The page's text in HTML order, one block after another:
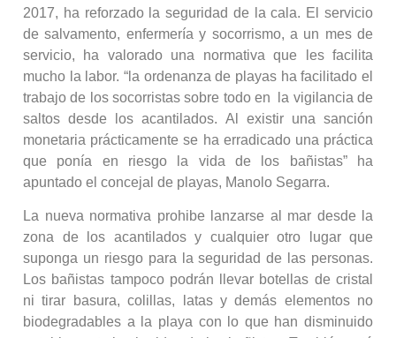
2017, ha reforzado la seguridad de la cala. El servicio
de salvamento, enfermería y socorrismo, a un mes de
servicio, ha valorado una normativa que les facilita
mucho la labor. “la ordenanza de playas ha facilitado el
trabajo de los socorristas sobre todo en la vigilancia de
saltos desde los acantilados. Al existir una sanción
monetaria prácticamente se ha erradicado una práctica
que ponía en riesgo la vida de los bañistas” ha
apuntado el concejal de playas, Manolo Segarra.
La nueva normativa prohibe lanzarse al mar desde la
zona de los acantilados y cualquier otro lugar que
suponga un riesgo para la seguridad de las personas.
Los bañistas tampoco podrán llevar botellas de cristal
ni tirar basura, colillas, latas y demás elementos no
biodegradables a la playa con lo que han disminuido